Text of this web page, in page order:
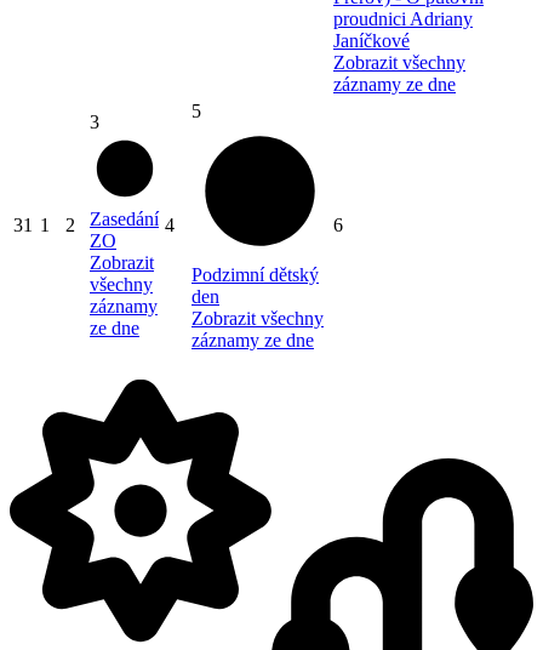
proudnici Adriany
Janíčkové
Zobrazit všechny
záznamy ze dne
31 1 2
3
Zasedání
ZO
Zobrazit
všechny
záznamy
ze dne
4
5
Podzimní dětský
den
Zobrazit všechny
záznamy ze dne
6